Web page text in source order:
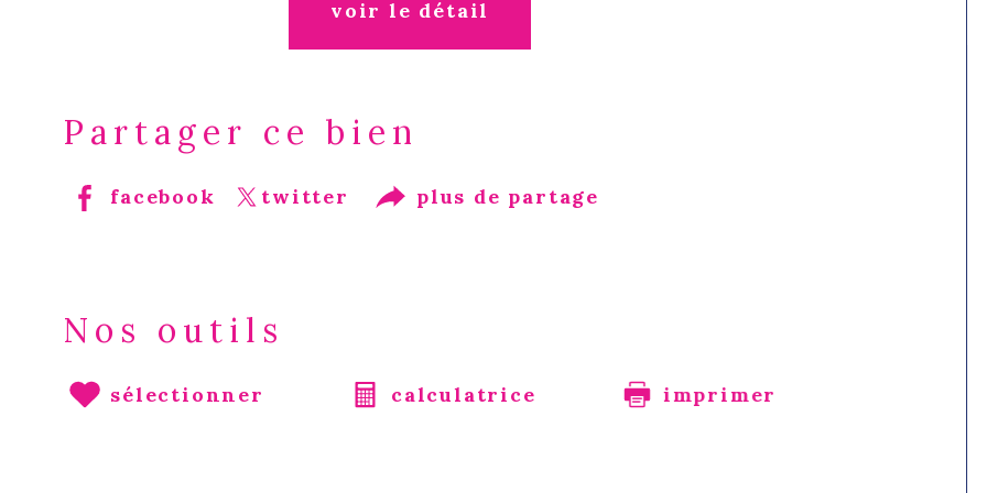
voir le détail
Partager ce bien
facebook twitter plus de partage
Nos outils
sélectionner calculatrice imprimer